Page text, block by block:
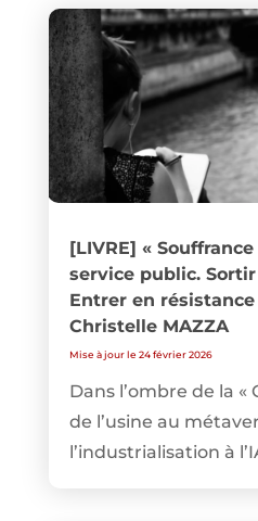
[LIVRE] «
service public.
Entrer en résistance
Christelle MAZZA
Mise à jour le 24 février 2026
Dans l’ombre de la «
de l’usine au
l’industrialisation à